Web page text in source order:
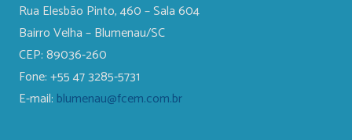
Rua Elesbão Pinto, 460 – Sala 604
Bairro Velha – Blumenau/SC
CEP: 89036-260
Fone: +55 47 3285-5731
E-mail: blumenau@fcem.com.br